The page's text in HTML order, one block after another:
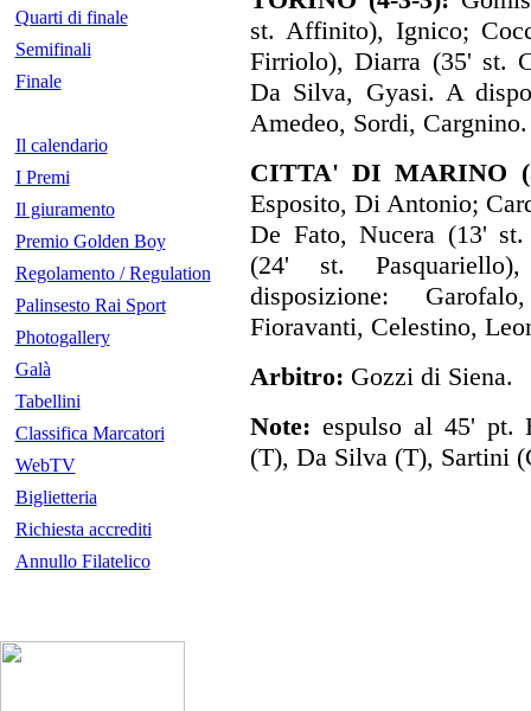
Quarti di finale
Semifinali
Finale
Il calendario
I Premi
Il giuramento
Premio Golden Boy
Regolamento / Regulation
Palinsesto Rai Sport
Photogallery
Galà
Tabellini
Classifica Marcatori
WebTV
Biglietteria
Richiesta accrediti
Annullo Filatelico
st. Affinito), Ignico;
Firriolo), Diarra (35' st.
Da Silva, Gyasi. A
Amedeo, Sordi,
CITTA' DI MARINO
Esposito, Di Antonio;
De Fato, Nucera (13'
(24' st.
disposizione:
Fioravanti, Celestino,
Arbitro: Gozzi di Siena.
Note: espulso al 45' pt.
(T), Da Silva (T), Sartini